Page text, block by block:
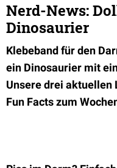
Nerd-News:
Dinosaurier
Klebeband für den
ein Dinosaurier mit
Unsere drei
Fun Facts zum